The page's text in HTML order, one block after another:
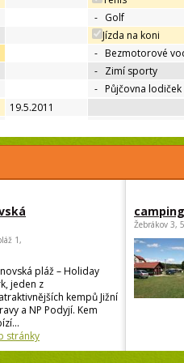
- Golf
Jízda na koni
- Bezmotorové
- Zimí sporty
- Půjčovna lodiček
19.5.2011
1,
pláž – Holiday
jeden z
kempů Jižní
a NP Podyjí. Kem
stránky
Žebrákov 3,